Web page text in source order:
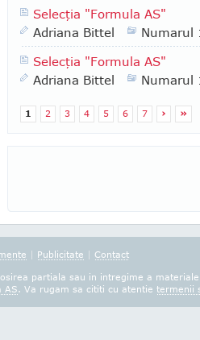
Selecţia "Formula AS"
Adriana Bittel
Numarul
Selecţia "Formula AS"
Adriana Bittel
Numarul
1 2 3 4 5 6 7 › »
| Publicitate | Contact
partiala sau in intregime a
AS. Va rugam sa cititi cu atentie termenii